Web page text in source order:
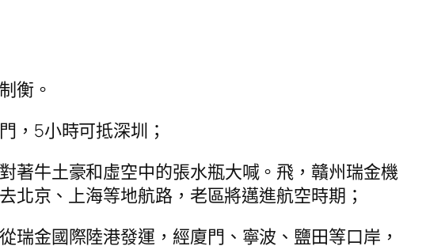
衡。
，5小時可抵深圳；
著牛土豪和虛空中的張水瓶大喊。飛，贛州瑞金機
北京、上海等地航路，老區將邁進航空時期；
金國際陸港發運，經廈門、寧波、鹽田等口岸，